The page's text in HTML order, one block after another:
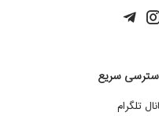
سریع
تلگرام